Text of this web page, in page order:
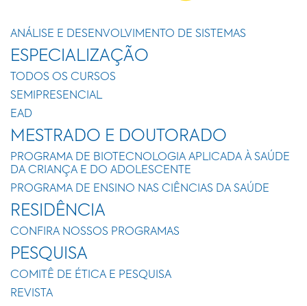
ANÁLISE E DESENVOLVIMENTO DE SISTEMAS
ESPECIALIZAÇÃO
TODOS OS CURSOS
SEMIPRESENCIAL
EAD
MESTRADO E DOUTORADO
PROGRAMA DE BIOTECNOLOGIA APLICADA À SAÚDE
DA CRIANÇA E DO ADOLESCENTE
PROGRAMA DE ENSINO NAS CIÊNCIAS DA SAÚDE
RESIDÊNCIA
CONFIRA NOSSOS PROGRAMAS
PESQUISA
COMITÊ DE ÉTICA E PESQUISA
REVISTA